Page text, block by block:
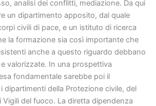
analisi dei conflitti, mediazione. Da qui
un dipartimento apposito, dal quale
civili di pace, e un istituto di ricerca
la formazione sia così importante che
anche a questo riguardo debbano
valorizzate. In una prospettiva
fondamentale sarebbe poi il
dipartimenti della Protezione civile, del
Vigili del fuoco. La diretta dipendenza